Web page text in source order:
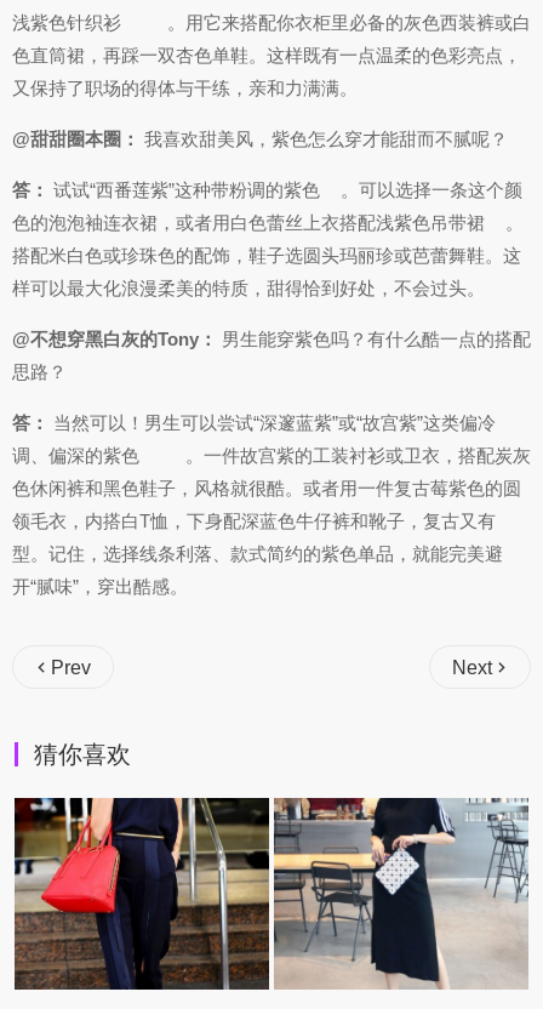
浅紫色针织衫
。用它来搭配你衣柜里必备的灰色西装裤或白
色直筒裙，再踩一双杏色单鞋。这样既有一点温柔的色彩亮点，
又保持了职场的得体与干练，亲和力满满。
@甜甜圈本圈： 我喜欢甜美风，紫色怎么穿才能甜而不腻呢？
答： 试试“西番莲紫”这种带粉调的紫色
。可以选择一条这个颜
色的泡泡袖连衣裙，或者用白色蕾丝上衣搭配浅紫色吊带裙
。
搭配米白色或珍珠色的配饰，鞋子选圆头玛丽珍或芭蕾舞鞋。这
样可以最大化浪漫柔美的特质，甜得恰到好处，不会过头。
@不想穿黑白灰的Tony：
男生能穿紫色吗？有什么酷一点的搭配
思路？
答：
当然可以！男生可以尝试“深邃蓝紫”或“故宫紫”这类偏冷
调、偏深的紫色
。一件故宫紫的工装衬衫或卫衣，搭配炭灰
色休闲裤和黑色鞋子，风格就很酷。或者用一件复古莓紫色的圆
领毛衣，内搭白T恤，下身配深蓝色牛仔裤和靴子，复古又有
型。记住，选择线条利落、款式简约的紫色单品，就能完美避
开“腻味”，穿出酷感。
Prev Next
猜你喜欢